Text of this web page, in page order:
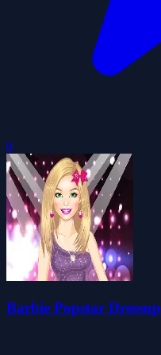
0
Barbie Popstar Dressup